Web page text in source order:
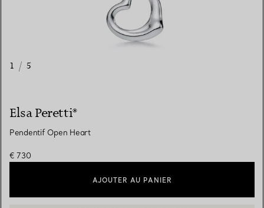
1 / 5
Elsa Peretti®
Pendentif Open Heart
€ 730
AJOUTER AU PANIER